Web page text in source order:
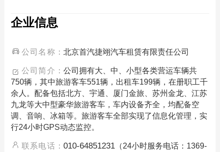
企业信息
公司名称： 北京首汽捷翊汽车租赁有限责任公司
公司简介： 公司拥有大、中、小型各类营运车辆共
750辆，其中旅游客车551辆，出租车199辆，在册职工千
余人。配备包括北方、宇通、厦门金旅、苏州金龙、江苏
九龙等大中型豪华旅游客车，车内设备齐全，均配备空
调、音响、冰箱等。旅游客车全部实现了信息化管理，实
行24小时GPS动态监控。
联系电话： 010-64851231（24小时服务电话：1369-